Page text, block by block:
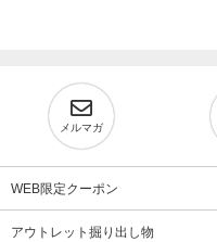
メルマガ
WEB限定クーポン
アウトレット掘り出し物